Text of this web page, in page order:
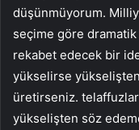
düşünmüyorum.
seçime göre
rekabet edecek bir
yükselirse
üretirseniz.
yükselişten söz